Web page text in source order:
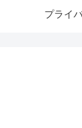
プライ